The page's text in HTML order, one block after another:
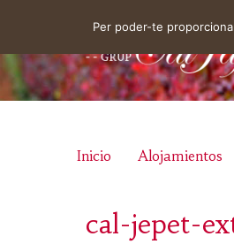
Inicio Alojamientos
cal-jepet-
Per poder-te